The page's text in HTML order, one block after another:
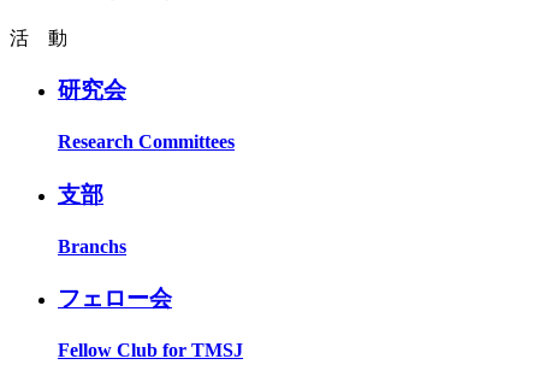
活 動
研究会
Research Committees
支部
Branchs
フェロー会
Fellow Club for TMSJ